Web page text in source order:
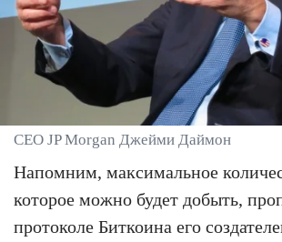
CEO JP Morgan Джейми Даймон
Напомним, максимальное
которое можно будет добыть,
протоколе Биткоина его